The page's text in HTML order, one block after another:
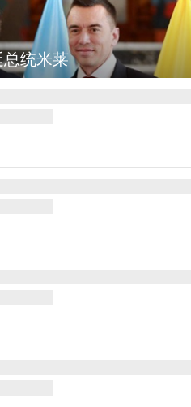
统米莱